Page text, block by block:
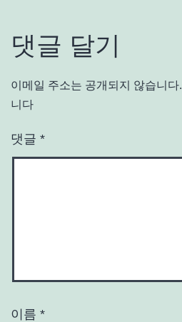
댓글 달기
이메일 주소는 공개되지 않습니다.
니다
댓글 *
이름 *